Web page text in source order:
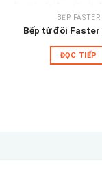
BẾP FASTER
Bếp từ đôi Faster
ĐỌC TIẾP